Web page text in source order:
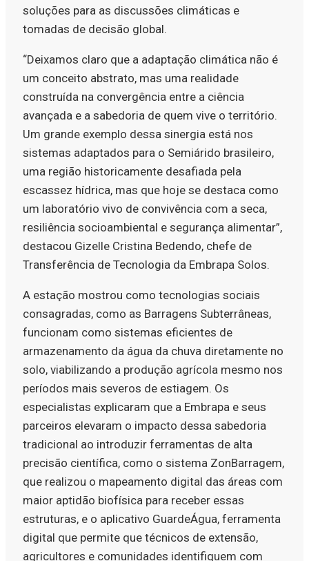
soluções para as discussões climáticas e
tomadas de decisão global.
“Deixamos claro que a adaptação climática não é
um conceito abstrato, mas uma realidade
construída na convergência entre a ciência
avançada e a sabedoria de quem vive o território.
Um grande exemplo dessa sinergia está nos
sistemas adaptados para o Semiárido brasileiro,
uma região historicamente desafiada pela
escassez hídrica, mas que hoje se destaca como
um laboratório vivo de convivência com a seca,
resiliência socioambiental e segurança alimentar”,
destacou Gizelle Cristina Bedendo, chefe de
Transferência de Tecnologia da Embrapa Solos.
A estação mostrou como tecnologias sociais
consagradas, como as Barragens Subterrâneas,
funcionam como sistemas eficientes de
armazenamento da água da chuva diretamente no
solo, viabilizando a produção agrícola mesmo nos
períodos mais severos de estiagem. Os
especialistas explicaram que a Embrapa e seus
parceiros elevaram o impacto dessa sabedoria
tradicional ao introduzir ferramentas de alta
precisão científica, como o sistema ZonBarragem,
que realizou o mapeamento digital das áreas com
maior aptidão biofísica para receber essas
estruturas, e o aplicativo GuardeÁgua, ferramenta
digital que permite que técnicos de extensão,
agricultores e comunidades identifiquem com